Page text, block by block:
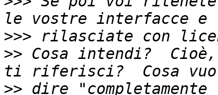
>>>
>> Cosa intendi?
>>